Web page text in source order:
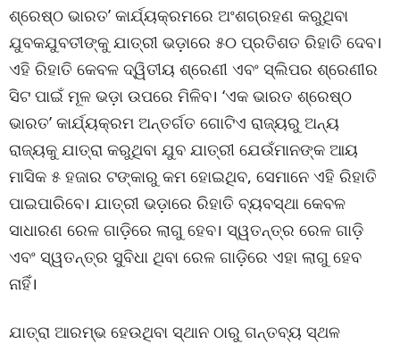
ଶ୍ରେଷ୍ଠ ଭାରତ’ କାର୍ଯ୍ୟକ୍ରମରେ ଅଂଶଗ୍ରହଣ କରୁଥିବା
ଯୁବକଯୁବତୀଙ୍କୁ ଯାତ୍ରୀ ଭଡ଼ାରେ ୫୦ ପ୍ରତିଶତ ରିହାତି ଦେବ।
ଏହି ରିହାତି କେବଳ ଦ୍ୱିତୀୟ ଶ୍ରେଣୀ ଏବଂ ସ୍ଲିପର ଶ୍ରେଣୀର
ସିଟ ପାଇଁ ମୂଳ ଭଡ଼ା ଉପରେ ମିଳିବ। ‘ଏକ ଭାରତ ଶ୍ରେଷ୍ଠ
ଭାରତ’ କାର୍ଯ୍ୟକ୍ରମ ଅନ୍ତର୍ଗତ ଗୋଟିଏ ରାଜ୍ୟରୁ ଅନ୍ୟ
ରାଜ୍ୟକୁ ଯାତ୍ରା କରୁଥିବା ଯୁବ ଯାତ୍ରୀ ଯେଉଁମାନଙ୍କ ଆୟ
ମାସିକ ୫ ହଜାର ଟଙ୍କାରୁ କମ ହୋଇଥିବ, ସେମାନେ ଏହି ରିହାତି
ପାଇପାରିବେ। ଯାତ୍ରୀ ଭଡ଼ାରେ ରିହାତି ବ୍ୟବସ୍ଥା କେବଳ
ସାଧାରଣ ରେଳ ଗାଡ଼ିରେ ଲାଗୁ ହେବ। ସ୍ୱତନ୍ତ୍ର ରେଳ ଗାଡ଼ି
ଏବଂ ସ୍ୱତନ୍ତ୍ର ସୁବିଧା ଥିବା ରେଳ ଗାଡ଼ିରେ ଏହା ଲାଗୁ ହେବ
ନାହିଁ।
ଯାତ୍ରା ଆରମ୍ଭ ହେଉଥିବା ସ୍ଥାନ ଠାରୁ ଗନ୍ତବ୍ୟ ସ୍ଥଳ